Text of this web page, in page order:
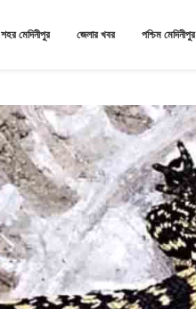
শহর মেদিনীপুর জেলার খবর পশ্চিম মেদিনীপুর